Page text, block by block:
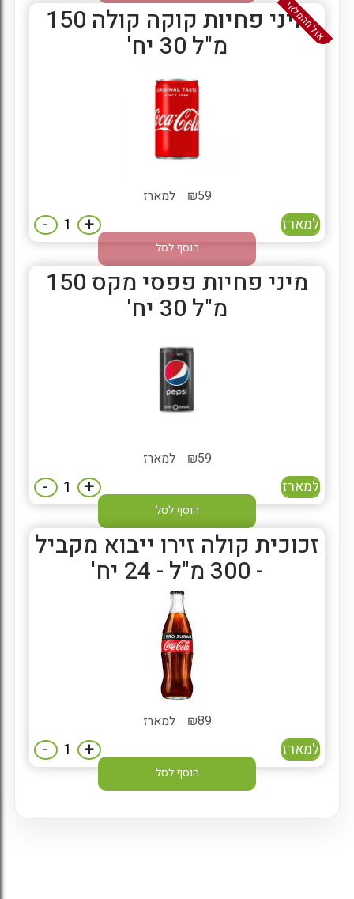
אזל מהמלאי מיני פחיות קוקה קולה 150
מ"ל 30 יח'
59
₪ למארז
למארז +
-
הוסף לסל
מיני פחיות פפסי מקס 150
מ"ל 30 יח'
59
₪ למארז
למארז +
-
הוסף לסל
זכוכית קולה זירו ייבוא מקביל
- 300 מ"ל - 24 יח'
89
₪ למארז
למארז +
-
הוסף לסל